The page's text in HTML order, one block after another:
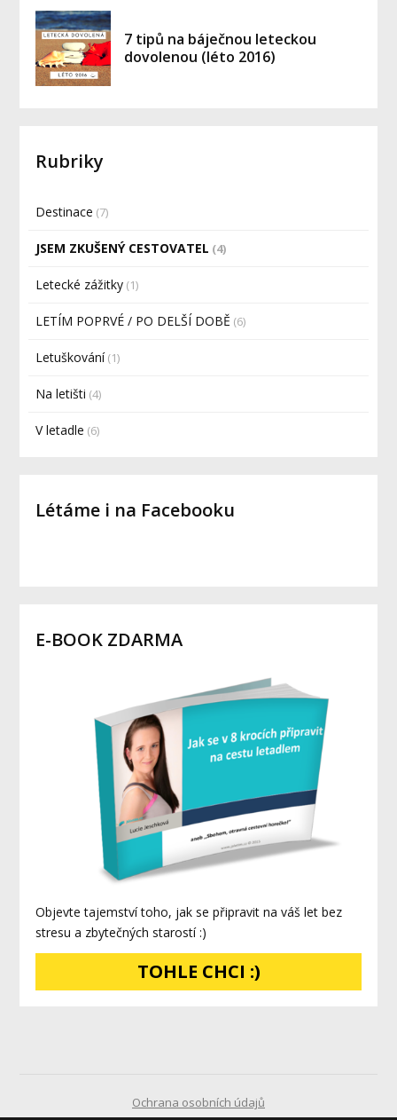
7 tipů na báječnou leteckou
dovolenou (léto 2016)
Rubriky
Destinace (7)
JSEM ZKUŠENÝ CESTOVATEL (4)
Letecké zážitky (1)
LETÍM POPRVÉ / PO DELŠÍ DOBĚ (6)
Letuškování(1)
Na letišti (4)
V letadle (6)
Létáme i na Facebooku
E-BOOK ZDARMA
Objevte tajemství toho, jak se připravit na váš let bez
stresu a zbytečných starostí :)
TOHLE CHCI :)
Ochrana osobních údajů